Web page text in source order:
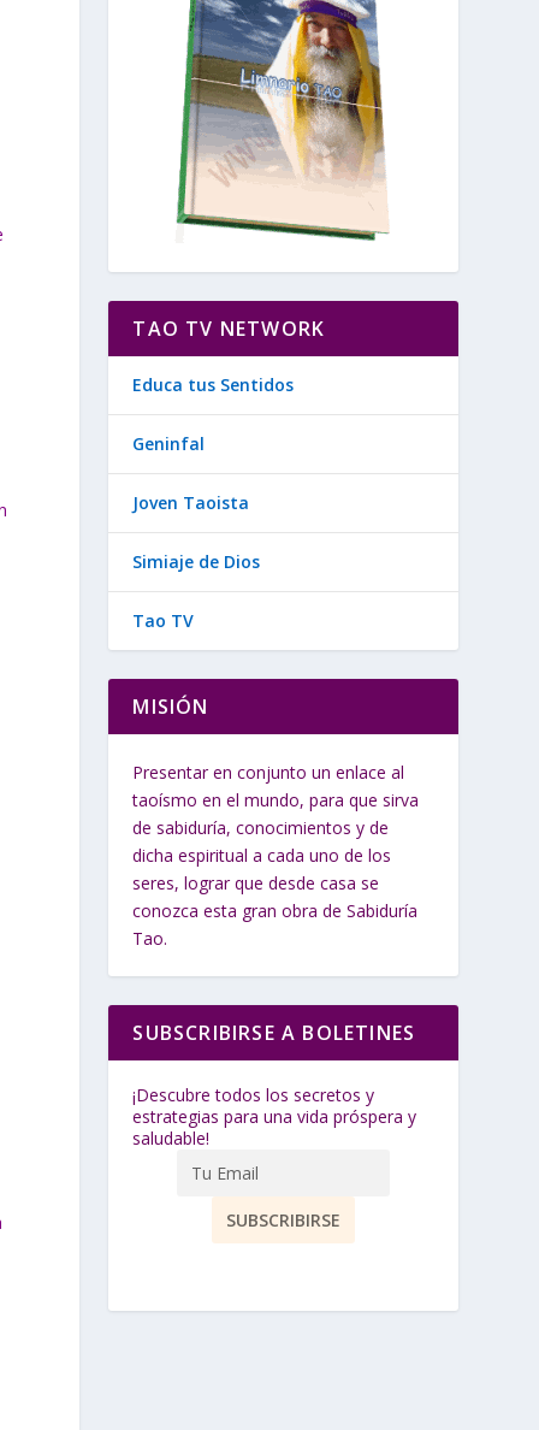
TAO TV NETWORK
Educa tus Sentidos
Geninfal
Joven Taoista
Simiaje de Dios
Tao TV
MISIÓN
Presentar en conjunto un enlace al
taoísmo en el mundo, para que sirva
de sabiduría, conocimientos y de
dicha espiritual a cada uno de los
seres, lograr que desde casa se
conozca esta gran obra de Sabiduría
Tao.
SUBSCRIBIRSE A BOLETINES
¡Descubre todos los secretos y
estrategias para una vida próspera y
saludable!